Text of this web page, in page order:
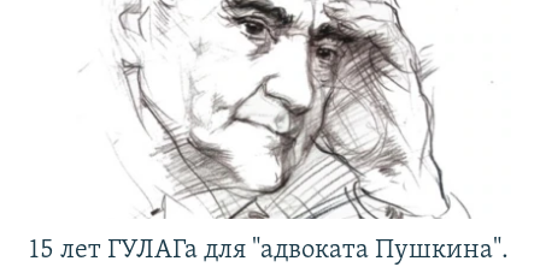
15 лет ГУЛАГа для "адвоката Пушкина".